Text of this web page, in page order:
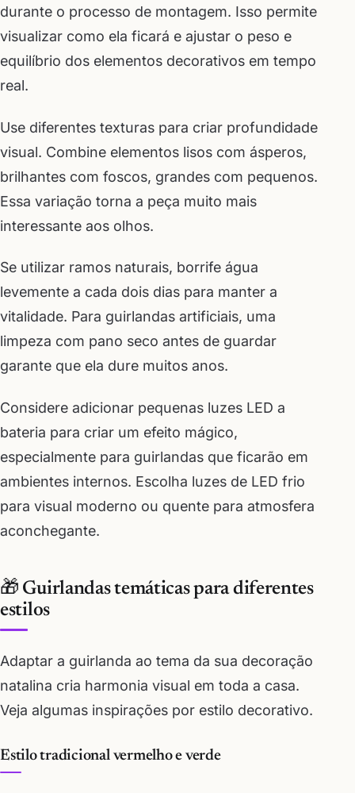
durante o processo de montagem. Isso permite
visualizar como ela ficará e ajustar o peso e
equilíbrio dos elementos decorativos em tempo
real.
Use diferentes texturas para criar profundidade
visual. Combine elementos lisos com ásperos,
brilhantes com foscos, grandes com pequenos.
Essa variação torna a peça muito mais
interessante aos olhos.
Se utilizar ramos naturais, borrife água
levemente a cada dois dias para manter a
vitalidade. Para guirlandas artificiais, uma
limpeza com pano seco antes de guardar
garante que ela dure muitos anos.
Considere adicionar pequenas luzes LED a
bateria para criar um efeito mágico,
especialmente para guirlandas que ficarão em
ambientes internos. Escolha luzes de LED frio
para visual moderno ou quente para atmosfera
aconchegante.
🎁 Guirlandas temáticas para diferentes
estilos
Adaptar a guirlanda ao tema da sua decoração
natalina cria harmonia visual em toda a casa.
Veja algumas inspirações por estilo decorativo.
Estilo tradicional vermelho e verde